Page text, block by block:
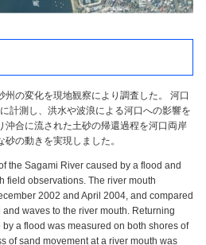
の変化を現地観察により調査した。 河口
計測し、洪水や波浪による河口への影響を
沖合に流された土砂の帰還過程を河口両岸
の動きを実現しました。
the Sagami River caused by a flood and
field observations. The river mouth
2002 and April 2004, and compared
waves to the river mouth. Returning
a flood was measured on both shores of
of sand movement at a river mouth was